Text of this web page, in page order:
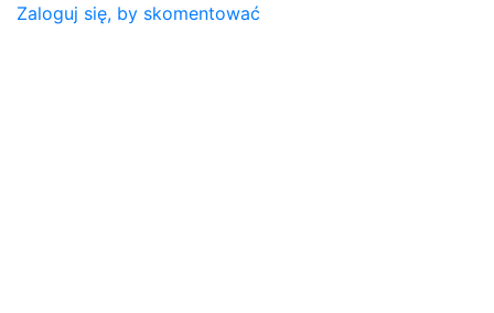
Zaloguj się, by skomentować